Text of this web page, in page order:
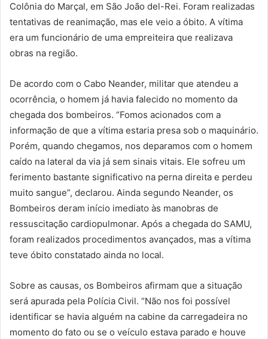
Colônia do Marçal, em São João del-Rei. Foram realizadas
tentativas de reanimação, mas ele veio a óbito. A vítima
era um funcionário de uma empreiteira que realizava
obras na região.
De acordo com o Cabo Neander, militar que atendeu a
ocorrência, o homem já havia falecido no momento da
chegada dos bombeiros. “Fomos acionados com a
informação de que a vítima estaria presa sob o maquinário.
Porém, quando chegamos, nos deparamos com o homem
caído na lateral da via já sem sinais vitais. Ele sofreu um
ferimento bastante significativo na perna direita e perdeu
muito sangue”, declarou. Ainda segundo Neander, os
Bombeiros deram início imediato às manobras de
ressuscitação cardiopulmonar. Após a chegada do SAMU,
foram realizados procedimentos avançados, mas a vítima
teve óbito constatado ainda no local.
Sobre as causas, os Bombeiros afirmam que a situação
será apurada pela Polícia Civil. “Não nos foi possível
identificar se havia alguém na cabine da carregadeira no
momento do fato ou se o veículo estava parado e houve